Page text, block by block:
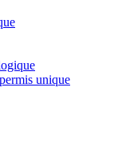
unique